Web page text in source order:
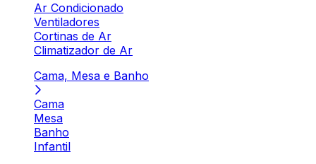
Ar Condicionado
Ventiladores
Cortinas de Ar
Climatizador de Ar
Cama, Mesa e Banho
Cama
Mesa
Banho
Infantil